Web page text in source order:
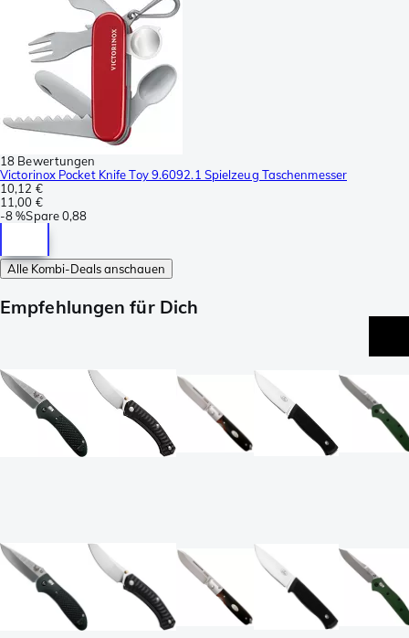
18 Bewertungen
Victorinox Pocket Knife Toy 9.6092.1 Spielzeug Taschenmesser
10,12 €
11,00 €
-8 %Spare0,88
Alle Kombi-Deals anschauen
Empfehlungen für Dich